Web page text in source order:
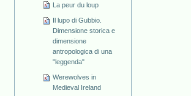
La peur du loup
Il lupo di Gubbio.
Dimensione storica e
dimensione
antropologica di una
"leggenda"
Werewolves in
Medieval Ireland